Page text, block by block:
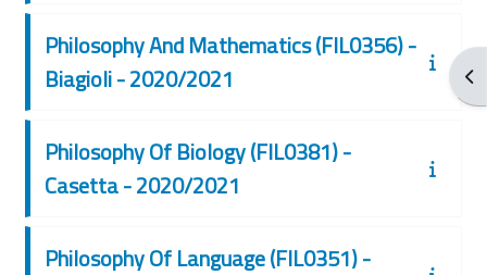
Philosophy And Mathematics (FIL0356) -
Biagioli - 2020/2021
Philosophy Of Biology (FIL0381) -
Casetta - 2020/2021
Philosophy Of Language (FIL0351) -